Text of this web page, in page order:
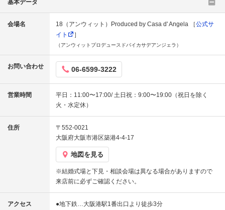
基本データ
会場名 18（アンウィット）Produced by Casa d' Angela ［公式サ
イト
］
（アンウィットプロデュースドバイカサデアンジェラ）
お問い合わせ 06-6599-3222
営業時間
平日：11:00〜17:00/ 土日祝：9:00〜19:00（祝日を除く
火・水定休）
住所
〒552-0021
大阪府大阪市港区築港4-4-17
地図を見る
※結婚式場と下見・相談会場は異なる場合がありますので
来店前に必ずご確認ください。
アクセス
●地下鉄…大阪港駅1番出口より徒歩3分